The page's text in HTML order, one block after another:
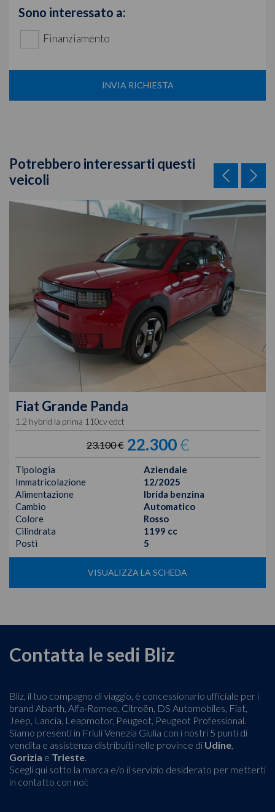
Sono interessato a:
Finanziamento
INVIA RICHIESTA
Potrebbero interessarti questi
veicoli
Fiat Grande Panda
1.2 hybrid la prima 110cv edct
23.100 € 22.300€
Tipologia
Aziendale
Immatricolazione
12/2025
Alimentazione
Ibrida benzina
Cambio
Automatico
Colore
Rosso
Cilindrata
1199 cc
Posti
5
VISUALIZZA LA SCHEDA
Contatta le sedi Bliz
Bliz, il tuo compagno di viaggio, è concessionario ufficiale per i
brand Abarth, Alfa-Romeo, Citroën, DS Automobiles, Fiat,
Jeep, Lancia, Leapmotor, Peugeot, Peugeot Professional.
Siamo presenti in Friuli Venezia Giulia con i nostri 5 punti di
vendita e assistenza distribuiti nelle province di Udine,
Gorizia e Trieste.
Scegli qui sotto la marca e/o il servizio desiderato per metterti
in contatto con noi: